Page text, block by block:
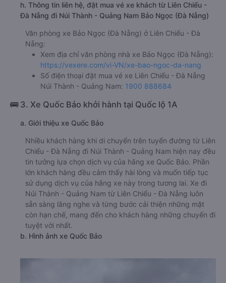
h. Thông tin liên hệ, đặt mua vé xe khách từ Liên Chiểu -
Đà Nẵng đi Núi Thành - Quảng Nam Bảo Ngọc (Đà Nẵng)
Văn phòng xe Bảo Ngọc (Đà Nẵng) ở Liên Chiểu - Đà
Nẵng:
Xem địa chỉ văn phòng nhà xe Bảo Ngọc (Đà Nẵng):
https://vexere.com/vi-VN/xe-bao-ngoc-da-nang
Số điện thoại đặt mua vé xe Liên Chiểu - Đà Nẵng
Núi Thành - Quảng Nam: 1900 888684
🚌 3. Xe Quốc Bảo khởi hành tại Quốc lộ 1A
a. Giới thiệu xe Quốc Bảo
Nhiều khách hàng khi di chuyển trên tuyến đường từ Liên
Chiểu - Đà Nẵng đi Núi Thành - Quảng Nam hiện nay đều
tin tưởng lựa chọn dịch vụ của hãng xe Quốc Bảo. Phần
lớn khách hàng đều cảm thấy hài lòng và muốn tiếp tục
sử dụng dịch vụ của hãng xe này trong tương lai. Xe đi
Núi Thành - Quảng Nam từ Liên Chiểu - Đà Nẵng luôn
sẵn sàng lắng nghe và từng bước cải thiện những mặt
còn hạn chế, mang đến cho khách hàng những chuyến đi
tuyệt vời nhất.
b. Hình ảnh xe Quốc Bảo